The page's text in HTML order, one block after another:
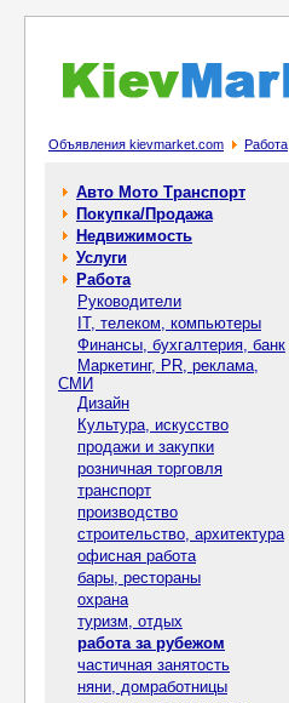
Объявления kievmarket.com Работа
Авто Мото Транспорт
Покупка/Продажа
Недвижимость
Услуги
Работа
Руководители
IT, телеком, компьютеры
Финансы, бухгалтерия, банк
Маркетинг, PR, реклама,
СМИ
Дизайн
Культура, искусство
продажи и закупки
розничная торговля
транспорт
производство
строительство, архитектура
офисная работа
бары, рестораны
охрана
туризм, отдых
работа за рубежом
частичная занятость
няни, домработницы